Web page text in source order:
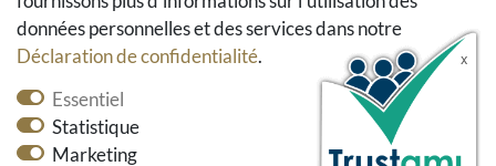
Youtube
Houzz
données personnelles et des services dans notre
Déclaration de confidentialité.
Essentiel
Statistique
Marketing